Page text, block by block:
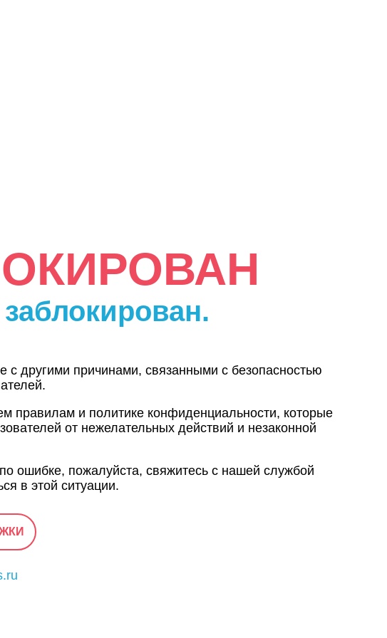
другими причинами, связанными с безопасностью
правилам и политике конфиденциальности, которые
от нежелательных действий и незаконной
ошибке, пожалуйста, свяжитесь с нашей службой
в этой ситуации.